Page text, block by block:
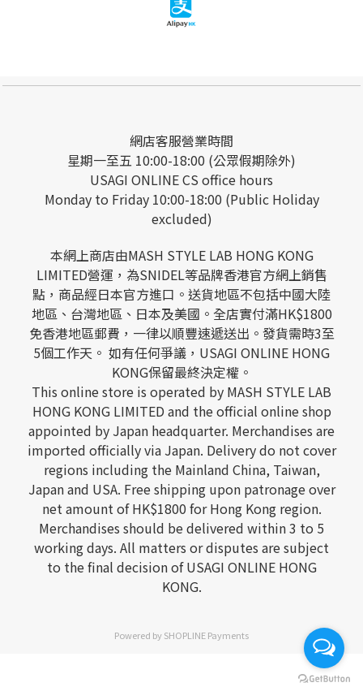
立即購買
網店客服營業時間
星期一至五 10:00-18:00 (公眾假期除外)
USAGI ONLINE CS office hours
Monday to Friday 10:00-18:00 (Public Holiday
excluded)
本網上商店由MASH STYLE LAB HONG KONG
LIMITED營運，為SNIDEL等品牌香港官方網上銷售
點，商品經日本官方進口。送貨地區不包括中國大陸
地區、台灣地區、日本及美國。全店實付滿HK$1800
免香港地區郵費，一律以順豐速遞送出。發貨需時3至
5個工作天。 如有任何爭議，USAGI ONLINE HONG
KONG保留最終決定權。
This online store is operated by MASH STYLE LAB
HONG KONG LIMITED and the official online shop
appointed by Japan headquarter. Merchandises are
imported officially via Japan. Delivery do not cover
regions including the Mainland China, Taiwan,
Japan and USA. Free shipping upon patronage over
net amount of HK$1800 for Hong Kong region.
Merchandises should be delivered within 3 to 5
working days. All matters or disputes are subject
to the final decision of USAGI ONLINE HONG
KONG.
Powered bySHOPLINE Payments